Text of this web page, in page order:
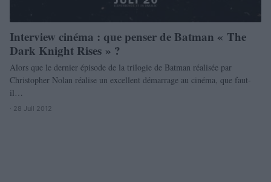
Interview cinéma : que penser de Batman « The
Dark Knight Rises » ?
Alors que le dernier épisode de la trilogie de Batman réalisée par
Christopher Nolan réalise un excellent démarrage au cinéma, que faut-
il…
· 28 Juil 2012